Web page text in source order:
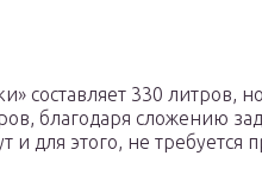
составляет 330 литров,
благодаря сложению
для этого, не требуется